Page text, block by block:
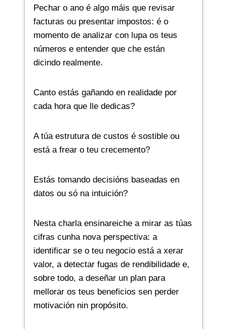
Pechar o ano é algo máis que revisar
facturas ou presentar impostos: é o
momento de analizar con lupa os teus
números e entender que che están
dicindo realmente.
Canto estás gañando en realidade por
cada hora que lle dedicas?
A túa estrutura de custos é sostible ou
está a frear o teu crecemento?
Estás tomando decisións baseadas en
datos ou só na intuición?
Nesta charla ensinareiche a mirar as túas
cifras cunha nova perspectiva: a
identificar se o teu negocio está a xerar
valor, a detectar fugas de rendibilidade e,
sobre todo, a deseñar un plan para
mellorar os teus beneficios sen perder
motivación nin propósito.